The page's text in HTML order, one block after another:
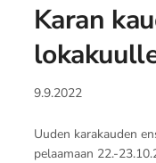
Karan
9.9.2022
Uuden karakauden
pelaamaan 22.-